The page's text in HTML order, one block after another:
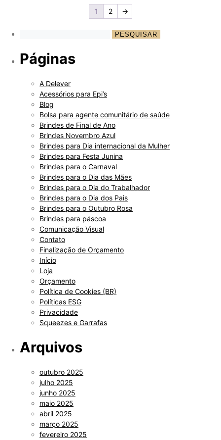
1 2 →
Páginas
A Delever
Acessórios para Epi’s
Blog
Bolsa para agente comunitário de saúde
Brindes de Final de Ano
Brindes Novembro Azul
Brindes para Dia internacional da Mulher
Brindes para Festa Junina
Brindes para o Carnaval
Brindes para o Dia das Mães
Brindes para o Dia do Trabalhador
Brindes para o Dia dos Pais
Brindes para o Outubro Rosa
Brindes para páscoa
Comunicação Visual
Contato
Finalização de Orçamento
Início
Loja
Orçamento
Política de Cookies (BR)
Políticas ESG
Privacidade
Squeezes e Garrafas
Arquivos
outubro 2025
julho 2025
junho 2025
maio 2025
abril 2025
março 2025
fevereiro 2025